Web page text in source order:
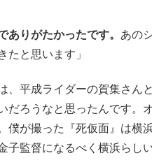
ありがたかったです。 あの
たと思います」
、平成ライダーの賀集さん
だろうなと思ったんです。
僕が撮った『死仮面』は横
子監督になるべく横浜らし